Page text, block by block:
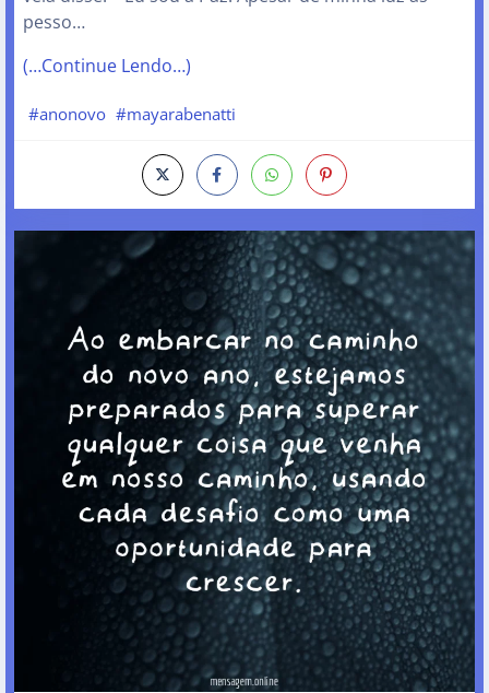
pesso…
(…Continue Lendo…)
#anonovo #mayarabenatti